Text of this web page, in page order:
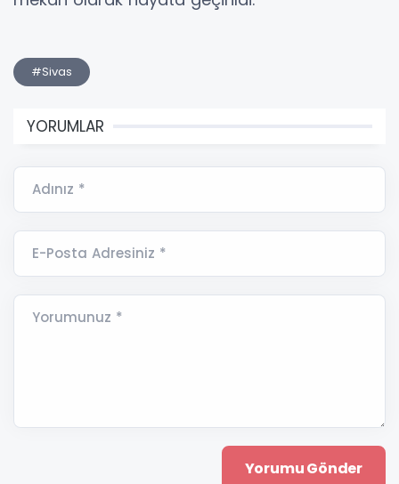
#Sivas
YORUMLAR
Adınız *
E-Posta Adresiniz *
Yorumunuz *